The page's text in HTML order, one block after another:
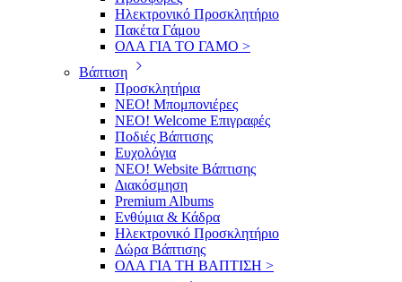
Ηλεκτρονικό Προσκλητήριο
Πακέτα Γάμου
ΟΛΑ ΓΙΑ ΤΟ ΓΑΜΟ >
Βάπτιση
Προσκλητήρια
ΝΕΟ! Μπομπονιέρες
NEO! Welcome Επιγραφές
Ποδιές Βάπτισης
Ευχολόγια
ΝΕΟ! Website Βάπτισης
Διακόσμηση
Premium Albums
Ενθύμια & Κάδρα
Ηλεκτρονικό Προσκλητήριο
Δώρα Βάπτισης
ΟΛΑ ΓΙΑ ΤΗ ΒΑΠΤΙΣΗ >